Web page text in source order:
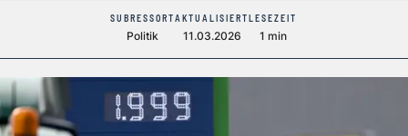
SUBRESSORT
Politik
AKTUALISIERT
11.03.2026
LESEZEIT
1 min